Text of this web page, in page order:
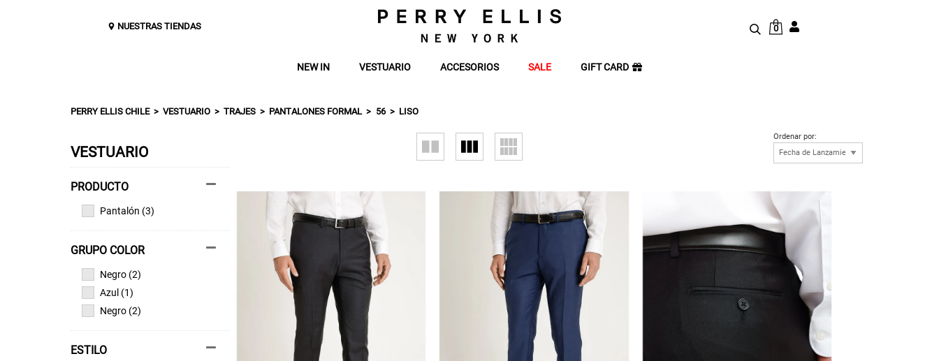
NUESTRAS TIENDAS 0
NEW IN VESTUARIO ACCESORIOS SALE GIFT CARD
PERRY ELLIS CHILE VESTUARIO TRAJES PANTALONES FORMAL 56 LISO
VESTUARIO
Pantalón (3)
GRUPO COLOR
Negro (2)
Azul (1)
Negro (2)
ESTILO
Ordenar por: